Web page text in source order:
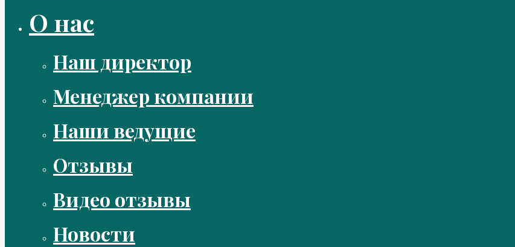
О нас
Наш директор
Менеджер компании
Наши ведущие
Отзывы
Видео отзывы
Новости